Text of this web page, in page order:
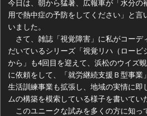
用で熱中症の予防をしてください」と言
いました。
さて、雑誌「視覚障害」に私がコーデ
だいているシリーズ「視覚リハ（ロービ
から」も4回目を迎えて、浜松のウイズ
に依頼をして、「就労継続支援Ｂ型事業
生活訓練事業も拡張し、地域の実情に即
ムの構築を模索している様子を書いてい
このユニークな試みを多くの方に知っ